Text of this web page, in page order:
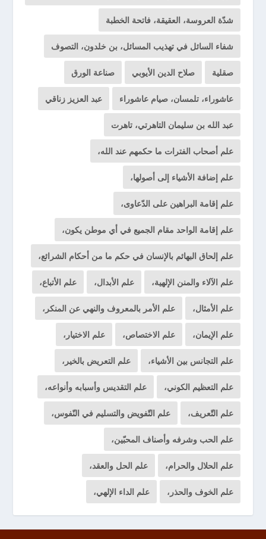
شدّة العروسة، العقيقة، فاتحة الخطبة
شفاء السائل في تهذيب المسائل، بن خلدون، التصوف
صقلية صلاح الدين الأيوبي صناعة الورق
عاشوراء، تلمسان، صيام عاشوراء عبد العزيز زناقي
عبد الله بن سليمان التاهرتي، تاهرت
علم أصحاب الفترات ما حكمهم عند الله،
علم إضافة الأشياء إلى أصولها،
علم إقامة البراهين على الدّعاوى،
علم إقامة الواحد مقام الجميع في أي موطن يكون،
علم إلحاق البهائم بالإنسان في حكم ما من أحكام الشرائع،
علم الآلاء والمنن الإلهية، علم الأبدال، علم الأتباع،
علم الأمثال، علم الأمر بالمعروف والنهي عن المنكر،
علم الإيمان، علم الاختصاص، علم الاختيار،
علم التجانس بين الأشياء، علم التعريض بالخير،
علم التعظيم الكوني، علم التقديس وأسبابه وأنواعه،
علم التّعريف، علم التّفويض والتسليم في النّفوس،
علم الحب وشرفه وأصناف المحبّين،
علم الحلال والحرام، علم الحل والعقد،
علم الخوف والحذر، علم الداء الإلهي،